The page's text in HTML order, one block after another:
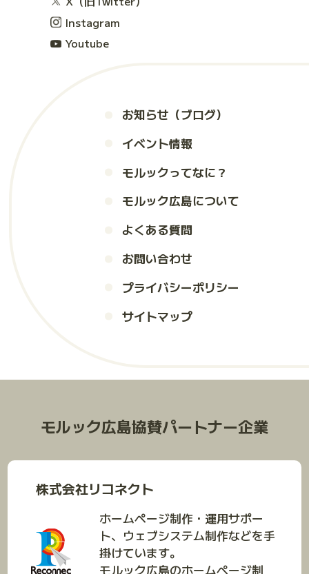
Instagram
Youtube
お知らせ（ブログ）
イベント情報
モルックってなに？
モルック広島について
よくある質問
お問い合わせ
プライバシーポリシー
サイトマップ
モルック広島協賛パートナー企業
株式会社リコネクト
ホームページ制作・運用サポー
ト、ウェブシステム制作などを手
掛けています。
モルック広島のホームページ制